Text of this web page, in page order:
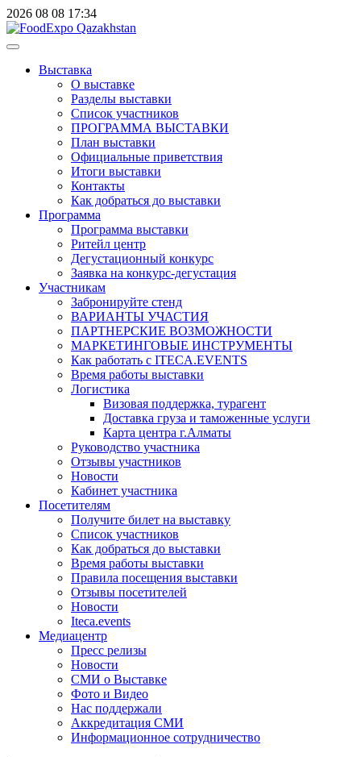
2026 08 08 17:34
Выставка
О выставке
Разделы выставки
Список участников
ПРОГРАММА ВЫСТАВКИ
План выставки
Официальные приветствия
Итоги выставки
Контакты
Как добраться до выставки
Программа
Программа выставки
Ритейл центр
Дегустационный конкурс
Заявка на конкурс-дегустация
Участникам
Забронируйте стенд
ВАРИАНТЫ УЧАСТИЯ
ПАРТНЕРСКИЕ ВОЗМОЖНОСТИ
МАРКЕТИНГОВЫЕ ИНСТРУМЕНТЫ
Как работать с ITECA.EVENTS
Время работы выставки
Логистика
Визовая поддержка, турагент
Доставка груза и таможенные услуги
Карта центра г.Алматы
Руководство участника
Отзывы участников
Новости
Кабинет участника
Посетителям
Получите билет на выставку
Список участников
Как добраться до выставки
Время работы выставки
Правила посещения выставки
Отзывы посетителей
Новости
Iteca.events
Медиацентр
Пресс релизы
Новости
СМИ о Выставке
Фото и Видео
Нас поддержали
Аккредитация СМИ
Информационное сотрудничество